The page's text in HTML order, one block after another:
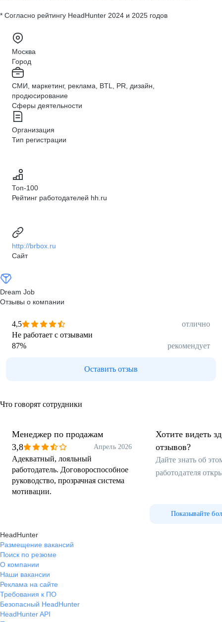
* Согласно рейтингу HeadHunter 2024 и 2025 годов
Москва
Город
СМИ, маркетинг, реклама, BTL, PR, дизайн,
продюсирование
Сферы деятельности
Организация
Тип регистрации
Топ-100
Рейтинг работодателей hh.ru
http://brbox.ru
Сайт
Dream Job
Отзывы о компании
4,5
отлично
Не работает с отзывами
87% рекомендует
Оставить отзыв
Что говорят сотрудники
Менеджер по продажам
3,8
Апрель 2026
Адекватный, лояльный
работодатель. Договороспособное
руководство, прозрачная система
мотивации.
Хотите видеть
отзывов?
Дайте знать об
работодателя
Показывайте
HeadHunter
Размещение вакансий
Поиск по резюме
О компании
Наши вакансии
Реклама на сайте
Требования к ПО
Безопасный HeadHunter
HeadHunter API